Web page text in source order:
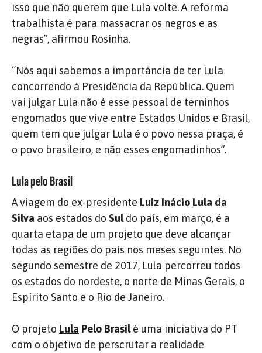
isso que não querem que Lula volte. A reforma
trabalhista é para massacrar os negros e as
negras”, afirmou Rosinha.
“Nós aqui sabemos a importância de ter Lula
concorrendo à Presidência da República. Quem
vai julgar Lula não é esse pessoal de terninhos
engomados que vive entre Estados Unidos e Brasil,
quem tem que julgar Lula é o povo nessa praça, é
o povo brasileiro, e não esses engomadinhos”.
Lula pelo Brasil
A viagem do ex-presidente Luiz Inácio Lula da
Silva aos estados do Suldo país, em março, é a
quarta etapa de um projeto que deve alcançar
todas as regiões do país nos meses seguintes. No
segundo semestre de 2017, Lula percorreu todos
os estados do nordeste, o norte de Minas Gerais, o
Espírito Santo e o Rio de Janeiro.
O projeto Lula Pelo Brasilé uma iniciativa do PT
com o objetivo de perscrutar a realidade